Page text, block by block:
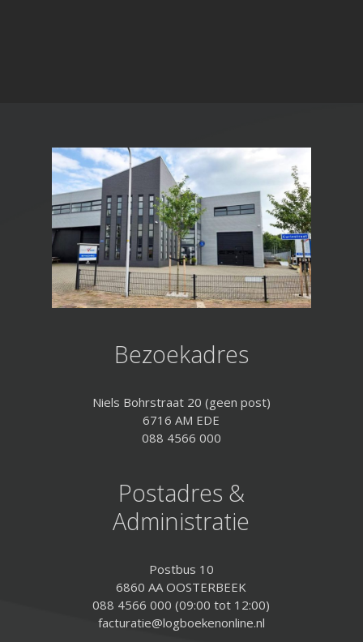
Bezoekadres
Niels Bohrstraat 20 (geen post)
6716 AM EDE
088 4566 000
Postadres &
Administratie
Postbus 10
6860 AA OOSTERBEEK
088 4566 000 (09:00 tot 12:00)
facturatie@logboekenonline.nl